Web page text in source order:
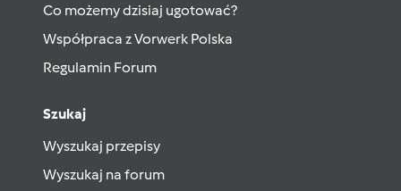
Co możemy dzisiaj ugotować?
Współpraca z Vorwerk Polska
Regulamin Forum
Szukaj
Wyszukaj przepisy
Wyszukaj na forum